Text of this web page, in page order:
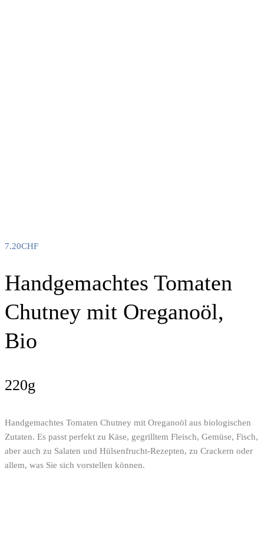
7.20CHF
Handgemachtes Tomaten
Chutney mit Oreganoöl,
Bio
220g
Handgemachtes Tomaten Chutney mit Oreganoöl aus biologischen
Zutaten. Es passt perfekt zu Käse, gegrilltem Fleisch, Gemüse, Fisch,
aber auch zu Salaten und Hülsenfrucht-Rezepten, zu Crackern oder
allem, was Sie sich vorstellen können.